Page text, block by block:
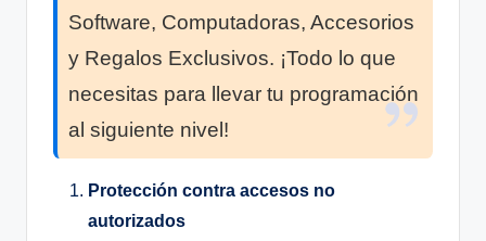
Software, Computadoras, Accesorios
y Regalos Exclusivos. ¡Todo lo que
necesitas para llevar tu programación
al siguiente nivel!
Protección contra accesos no
autorizados